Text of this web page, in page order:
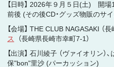
【日時】 2026年９月５日(土) 開
前後 (その後CD・グッズ物販のサ
【会場】 THE CLUB NAGASAKI （
ス
（長崎県長崎市幸町7-1）
【出演】 石川綾子 （ヴァイオリン）
保"bon"里沙 (パーカッション)